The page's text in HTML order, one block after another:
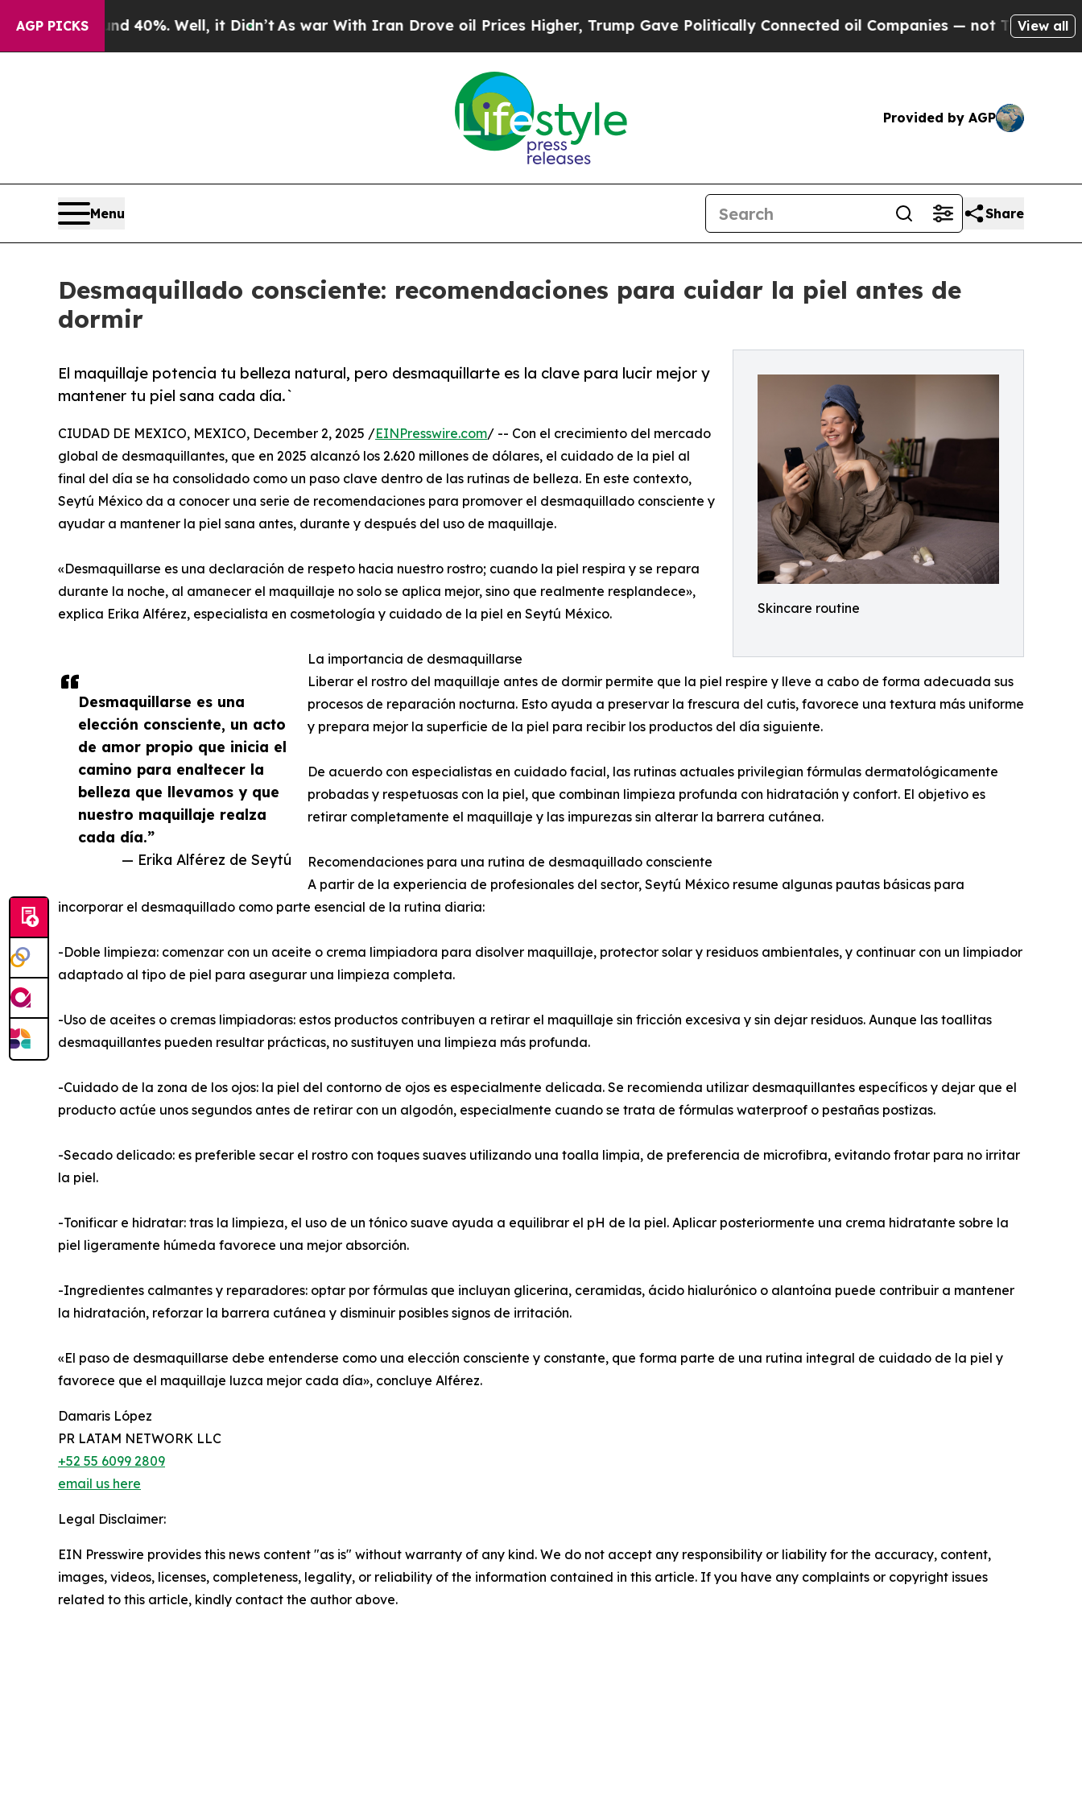
AGP PICKS
Around 40%. Well, it Didn’t As war With Iran Drove oil Prices Higher, Trump Gave Politically Connected oil Companies — not Taxpayers — the
View all
Provided by AGP
Menu Share
Desmaquillado consciente: recomendaciones para cuidar la piel antes de
dormir
Skincare routine
El maquillaje potencia tu belleza natural, pero desmaquillarte es la clave para lucir mejor y
mantener tu piel sana cada día.`
Desmaquillarse es una
elección consciente, un acto
de amor propio que inicia el
camino para enaltecer la
belleza que llevamos y que
nuestro maquillaje realza
cada día.”
— Erika Alférez de Seytú
CIUDAD DE MEXICO, MEXICO, December 2, 2025 /EINPresswire.com/ -- Con el crecimiento del mercado
global de desmaquillantes, que en 2025 alcanzó los 2.620 millones de dólares, el cuidado de la piel al
final del día se ha consolidado como un paso clave dentro de las rutinas de belleza. En este contexto,
Seytú México da a conocer una serie de recomendaciones para promover el desmaquillado consciente y
ayudar a mantener la piel sana antes, durante y después del uso de maquillaje.
«Desmaquillarse es una declaración de respeto hacia nuestro rostro; cuando la piel respira y se repara
durante la noche, al amanecer el maquillaje no solo se aplica mejor, sino que realmente resplandece»,
explica Erika Alférez, especialista en cosmetología y cuidado de la piel en Seytú México.
La importancia de desmaquillarse
Liberar el rostro del maquillaje antes de dormir permite que la piel respire y lleve a cabo de forma adecuada sus
procesos de reparación nocturna. Esto ayuda a preservar la frescura del cutis, favorece una textura más uniforme
y prepara mejor la superficie de la piel para recibir los productos del día siguiente.
De acuerdo con especialistas en cuidado facial, las rutinas actuales privilegian fórmulas dermatológicamente
probadas y respetuosas con la piel, que combinan limpieza profunda con hidratación y confort. El objetivo es
retirar completamente el maquillaje y las impurezas sin alterar la barrera cutánea.
Recomendaciones para una rutina de desmaquillado consciente
A partir de la experiencia de profesionales del sector, Seytú México resume algunas pautas básicas para
incorporar el desmaquillado como parte esencial de la rutina diaria:
-Doble limpieza: comenzar con un aceite o crema limpiadora para disolver maquillaje, protector solar y residuos ambientales, y continuar con un limpiador
adaptado al tipo de piel para asegurar una limpieza completa.
-Uso de aceites o cremas limpiadoras: estos productos contribuyen a retirar el maquillaje sin fricción excesiva y sin dejar residuos. Aunque las toallitas
desmaquillantes pueden resultar prácticas, no sustituyen una limpieza más profunda.
-Cuidado de la zona de los ojos: la piel del contorno de ojos es especialmente delicada. Se recomienda utilizar desmaquillantes específicos y dejar que el
producto actúe unos segundos antes de retirar con un algodón, especialmente cuando se trata de fórmulas waterproof o pestañas postizas.
-Secado delicado: es preferible secar el rostro con toques suaves utilizando una toalla limpia, de preferencia de microfibra, evitando frotar para no irritar
la piel.
-Tonificar e hidratar: tras la limpieza, el uso de un tónico suave ayuda a equilibrar el pH de la piel. Aplicar posteriormente una crema hidratante sobre la
piel ligeramente húmeda favorece una mejor absorción.
-Ingredientes calmantes y reparadores: optar por fórmulas que incluyan glicerina, ceramidas, ácido hialurónico o alantoína puede contribuir a mantener
la hidratación, reforzar la barrera cutánea y disminuir posibles signos de irritación.
«El paso de desmaquillarse debe entenderse como una elección consciente y constante, que forma parte de una rutina integral de cuidado de la piel y
favorece que el maquillaje luzca mejor cada día», concluye Alférez.
Damaris López
PR LATAM NETWORK LLC
+52 55 6099 2809
email us here
Legal Disclaimer:
EIN Presswire provides this news content "as is" without warranty of any kind. We do not accept any responsibility or liability for the accuracy, content,
images, videos, licenses, completeness, legality, or reliability of the information contained in this article. If you have any complaints or copyright issues
related to this article, kindly contact the author above.